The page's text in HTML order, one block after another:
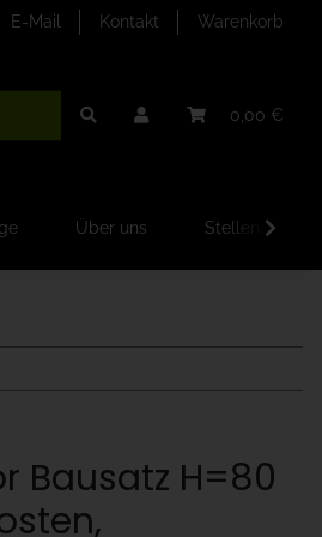
E-Mail Kontakt Warenkorb
0,00 €
Über uns
Bausatz H=80